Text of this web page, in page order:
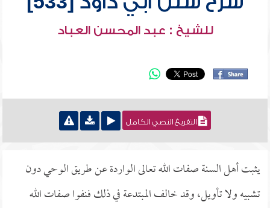
للشيخ : عبد المحسن العباد
التفريغ النصي الكامل
يثبت أهل السنة صفات الله تعالى الواردة عن طريق الوحي دون
تشبيه ولا تأويل، وقد خالف المبتدعة في ذلك فنفوا صفات الله